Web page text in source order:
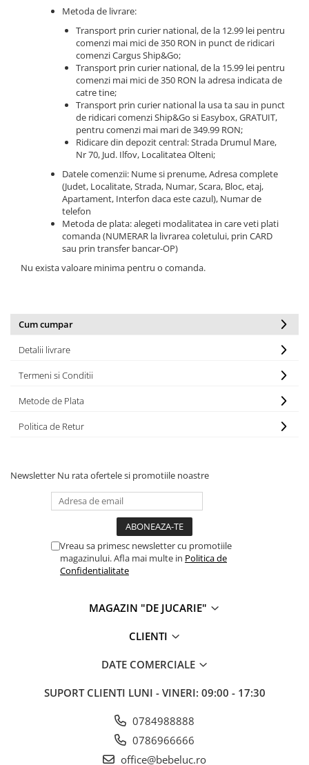
Metoda de livrare:
Transport prin curier national, de la 12.99 lei pentru
comenzi mai mici de 350 RON in punct de ridicari
comenzi Cargus Ship&Go;
Transport prin curier national, de la 15.99 lei pentru
comenzi mai mici de 350 RON la adresa indicata de
catre tine;
Transport prin curier national la usa ta sau in punct
de ridicari comenzi Ship&Go si Easybox, GRATUIT,
pentru comenzi mai mari de 349.99 RON;
Ridicare din depozit central: Strada Drumul Mare,
Nr 70, Jud. Ilfov, Localitatea Olteni;
Datele comenzii: Nume si prenume, Adresa complete
(Judet, Localitate, Strada, Numar, Scara, Bloc, etaj,
Apartament, Interfon daca este cazul), Numar de
telefon
Metoda de plata: alegeti modalitatea in care veti plati
comanda (NUMERAR la livrarea coletului, prin CARD
sau prin transfer bancar-OP)
Nu exista valoare minima pentru o comanda.
Cum cumpar
Detalii livrare
Termeni si Conditii
Metode de Plata
Politica de Retur
Newsletter Nu rata ofertele si promotiile noastre
Vreau sa primesc newsletter cu promotiile
magazinului. Afla mai multe in Politica de
Confidentialitate
MAGAZIN "DE JUCARIE"
CLIENTI
DATE COMERCIALE
SUPORT CLIENTI LUNI - VINERI: 09:00 - 17:30
0784988888
0786966666
office@bebeluc.ro